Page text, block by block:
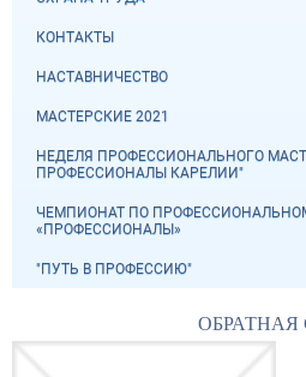
КОНТАКТЫ
НАСТАВНИЧЕСТВО
МАСТЕРСКИЕ 2021
НЕДЕЛЯ ПРОФЕССИОНАЛЬНОГО
ПРОФЕССИОНАЛЫ КАРЕЛИИ"
ЧЕМПИОНАТ ПО
«ПРОФЕССИОНАЛЫ»
"ПУТЬ В ПРОФЕССИЮ"
ОБРАТНАЯ